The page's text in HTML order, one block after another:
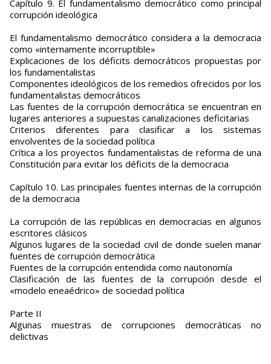
Capítulo 9. El fundamentalismo democrático como principal
corrupción ideológica
El fundamentalismo democrático considera a la democracia
como «internamente incorruptible»
Explicaciones de los déficits democráticos propuestas por
los fundamentalistas
Componentes ideológicos de los remedios ofrecidos por los
fundamentalistas democráticos
Las fuentes de la corrupción democrática se encuentran en
lugares anteriores a supuestas canalizaciones deficitarias
Criterios diferentes para clasificar a los sistemas
envolventes de la sociedad política
Crítica a los proyectos fundamentalistas de reforma de una
Constitución para evitar los déficits de la democracia
Capítulo 10. Las principales fuentes internas de la corrupción
de la democracia
La corrupción de las repúblicas en democracias en algunos
escritores clásicos
Algunos lugares de la sociedad civil de donde suelen manar
fuentes de corrupción democrática
Fuentes de la corrupción entendida como nautonomía
Clasificación de las fuentes de la corrupción desde el
«modelo eneaédrico» de sociedad política
Parte II
Algunas muestras de corrupciones democráticas no
delictivas